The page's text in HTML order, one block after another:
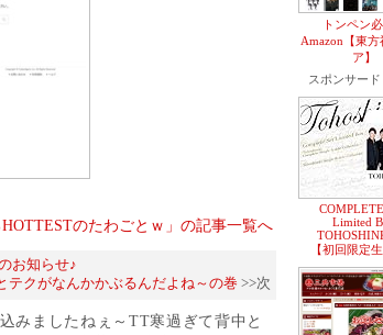
HOTTESTのたわごとｗ」の記事一覧へ
お知らせ♪
テクがなんかかぶるんだよね～の巻 >>次
みましたねぇ～TT寒過ぎて背中と
トンペン必
Amazon【東方
ア】
スポンサード
Limited
【初回限定生